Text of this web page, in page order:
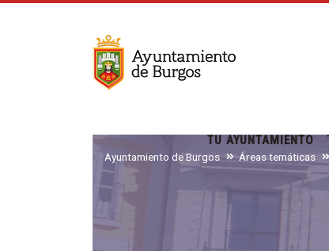
TU AYUNTAMIENTO
Ayuntamiento de Burgos Áreas temáticas